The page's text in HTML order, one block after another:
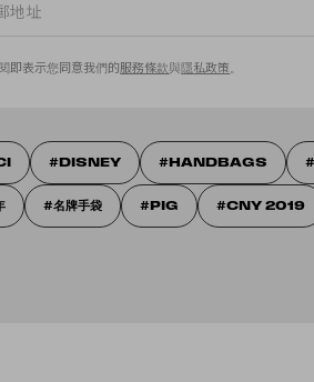
即表示您同意我們的服務條款與隱私政策
DISNEY HANDBAGS
名牌手袋 PIG CNY 2019